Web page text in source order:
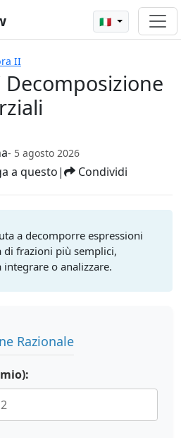
🇮🇹
II
Decomposizione
- 5 agosto 2026
a questo| Condividi
a decomporre espressioni
frazioni più semplici,
o analizzare.
Razionale